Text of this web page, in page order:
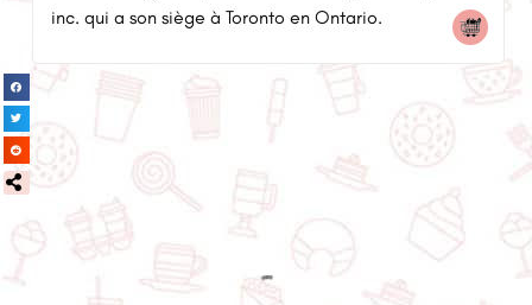
inc. qui a son siège à Toronto en Ontario.